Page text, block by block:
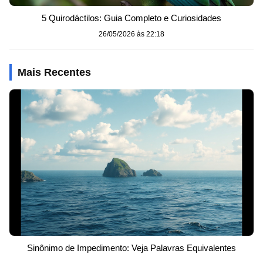
5 Quirodáctilos: Guia Completo e Curiosidades
26/05/2026 às 22:18
Mais Recentes
Sinônimo de Impedimento: Veja Palavras Equivalentes